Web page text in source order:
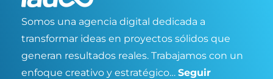
Somos una agencia digital dedicada a
transformar ideas en proyectos sólidos que
generan resultados reales. Trabajamos con un
enfoque creativo y estratégico… Seguir